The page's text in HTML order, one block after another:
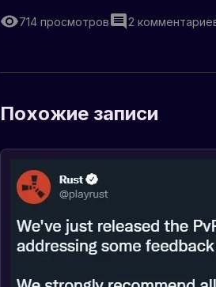
714 просмотров 2
Похожие записи